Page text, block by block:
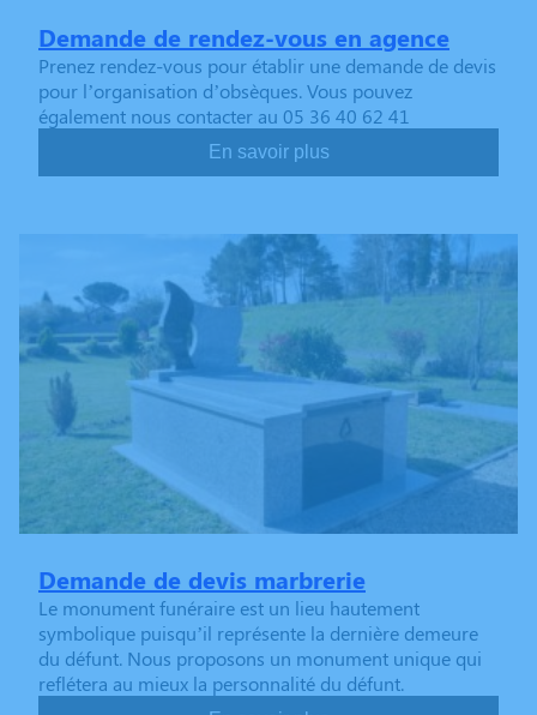
Demande de rendez-vous en agence
Prenez rendez-vous pour établir une demande de devis
pour l’organisation d’obsèques. Vous pouvez
également nous contacter au 05 36 40 62 41
En savoir plus
Demande de devis marbrerie
Le monument funéraire est un lieu hautement
symbolique puisqu’il représente la dernière demeure
du défunt. Nous proposons un monument unique qui
reflétera au mieux la personnalité du défunt.